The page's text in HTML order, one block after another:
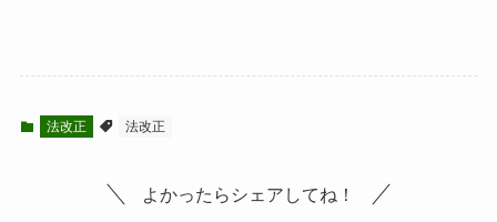
法改正 法改正
よかったらシェアしてね！